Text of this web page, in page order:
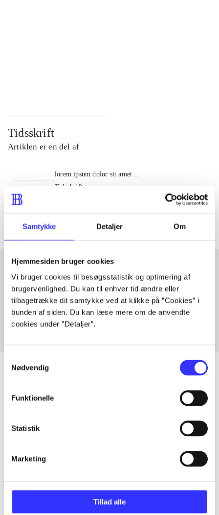
Samtykke Detaljer Om
Hjemmesiden bruger cookies
Vi bruger cookies til besøgsstatistik og optimering af
brugervenlighed. Du kan til enhver tid ændre eller
tilbagetrække dit samtykke ved at klikke på ”Cookies” i
bunden af siden. Du kan læse mere om de anvendte
cookies under ”Detaljer”.
Nødvendig
Funktionelle
Statistik
Marketing
Tillad alle
Tidsskrift
Artiklen er en del af
lorem ipsum dolor sit amet ...
Tidsskrift
Artiklerne i
Artikler med samme emner
Fra
Artikler